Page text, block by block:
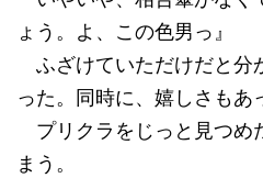
ょう。よ、この色男っ』
ふざけていただけだと分
った。同時に、嬉しさもあ
プリクラをじっと見つめ
まう。